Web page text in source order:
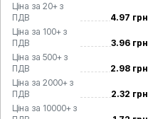
Ціна за 20+ з
ПДВ
4.97 грн
Ціна за 100+ з
ПДВ
3.96 грн
Ціна за 500+ з
ПДВ
2.98 грн
Ціна за 2000+ з
ПДВ
2.32 грн
Ціна за 10000+ з